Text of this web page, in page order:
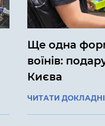
Ще одна
воїнів:
Києва
ЧИТАТИ